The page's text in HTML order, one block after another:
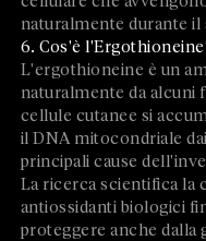
naturalmente durante il
6. Cos'è
L'ergothioneine è un
naturalmente da alcuni
cellule cutanee si
il DNA mitocondriale
principali cause
La ricerca scientifica la
antiossidanti biologici
proteggere anche dalla